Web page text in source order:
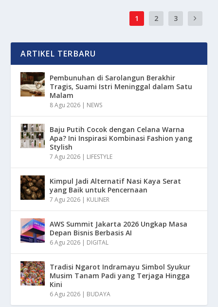
1 2 3
ARTIKEL TERBARU
Pembunuhan di Sarolangun Berakhir
Tragis, Suami Istri Meninggal dalam Satu
Malam
8 Agu 2026 | NEWS
Baju Putih Cocok dengan Celana Warna
Apa? Ini Inspirasi Kombinasi Fashion yang
Stylish
7 Agu 2026 | LIFESTYLE
Kimpul Jadi Alternatif Nasi Kaya Serat
yang Baik untuk Pencernaan
7 Agu 2026 | KULINER
AWS Summit Jakarta 2026 Ungkap Masa
Depan Bisnis Berbasis AI
6 Agu 2026 | DIGITAL
Tradisi Ngarot Indramayu Simbol Syukur
Musim Tanam Padi yang Terjaga Hingga
Kini
6 Agu 2026 | BUDAYA